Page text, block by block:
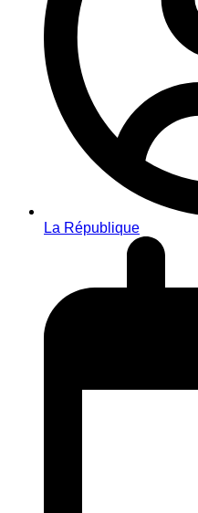
La République